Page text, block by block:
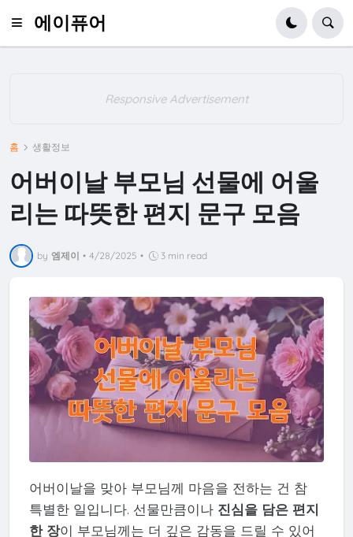
에이퓨어
Responsive Advertisement
홈 생활정보
어버이날 부모님 선물에 어울
리는 따뜻한 편지 문구 모음
by 엠제이 • 4/28/2025 • 3 min read
어버이날을 맞아 부모님께 마음을 전하는 건 참
특별한 일입니다. 선물만큼이나 진심을 담은 편지
한 장이 부모님께는 더 깊은 감동을 드릴 수 있어